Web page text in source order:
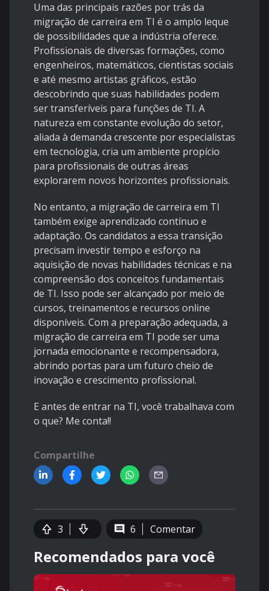
Uma das principais razões por trás da
migração de carreira em TI é o amplo leque
de possibilidades que a indústria oferece.
Profissionais de diversas formações, como
engenheiros, matemáticos, cientistas sociais
e até mesmo artistas gráficos, estão
descobrindo que suas habilidades podem
ser transferíveis para funções de TI. A
natureza em constante evolução do setor,
aliada à demanda crescente por especialistas
em tecnologia, cria um ambiente propício
para profissionais de outras áreas
explorarem novos horizontes profissionais.
No entanto, a migração de carreira em TI
também exige aprendizado contínuo e
adaptação. Os candidatos a essa transição
precisam investir tempo e esforço na
aquisição de novas habilidades técnicas e na
compreensão dos conceitos fundamentais
de TI. Isso pode ser alcançado por meio de
cursos, treinamentos e recursos online
disponíveis. Com a preparação adequada, a
migração de carreira em TI pode ser uma
jornada emocionante e recompensadora,
abrindo portas para um futuro cheio de
inovação e crescimento profissional.
E antes de entrar na TI, você trabalhava com
o que? Me conta!!
Compartilhe
3 6 Comentar
Recomendados para você